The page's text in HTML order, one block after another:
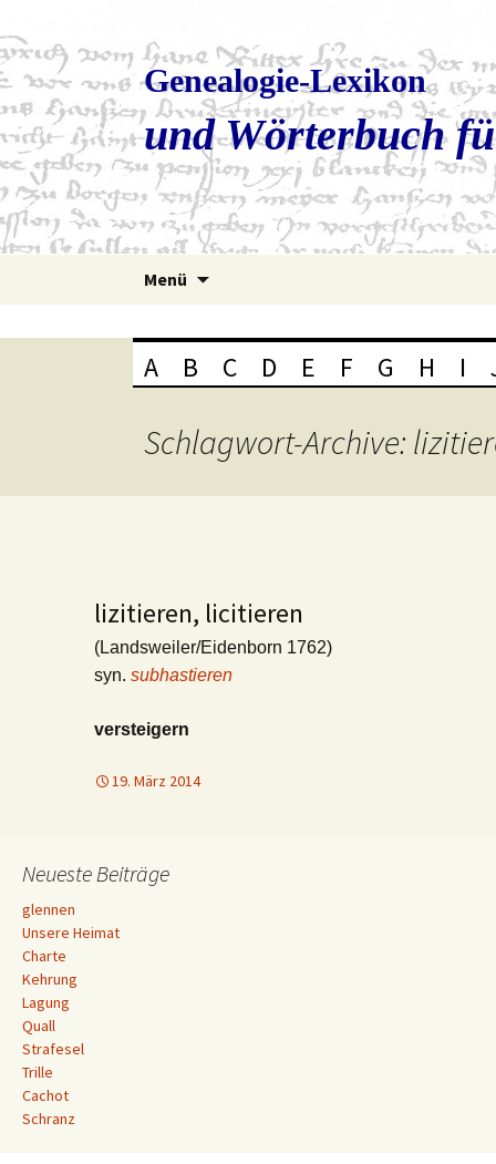
Genealogie-Lexikon
und Wörterbuch
Menü
A B C D E F G H I
Schlagwort-Archive:
lizitieren, licitieren
(Landsweiler/Eidenborn 1762)
syn. subhastieren
versteigern
19. März 2014
Neueste Beiträge
glennen
Unsere Heimat
Charte
Kehrung
Lagung
Quall
Strafesel
Trille
Cachot
Schranz